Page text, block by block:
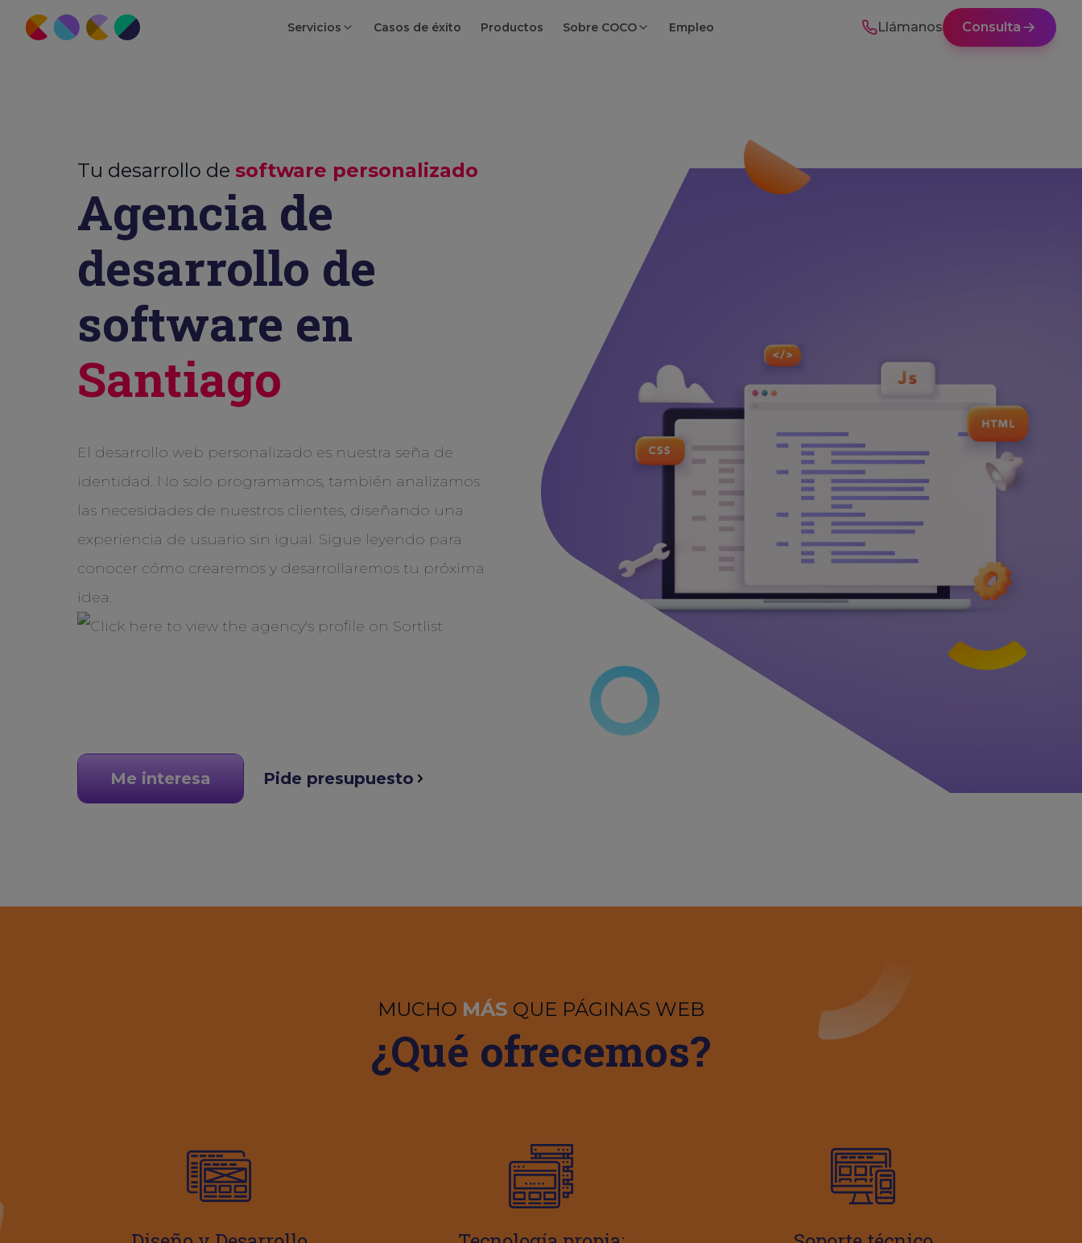
Servicios Casos de éxito Productos Sobre COCO Empleo Llámanos Consulta
Tu desarrollo de software personalizado
Agencia de
desarrollo de
software en
Santiago
El desarrollo web personalizado es nuestra seña de
identidad. No solo programamos, también analizamos
las necesidades de nuestros clientes, diseñando una
experiencia de usuario sin igual. Sigue leyendo para
conocer cómo crearemos y desarrollaremos tu próxima
idea.
Me interesa Pide presupuesto
MUCHO MÁS QUE PÁGINAS WEB
¿Qué ofrecemos?